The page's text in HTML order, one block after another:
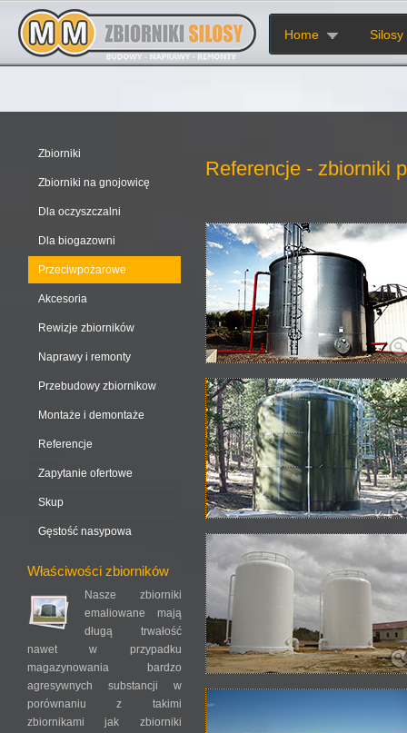
Home Silosy
Zbiorniki
Zbiorniki na gnojowicę
Dla oczyszczalni
Dla biogazowni
Przeciwpożarowe
Akcesoria
Rewizje zbiorników
Naprawy i remonty
Przebudowy zbiornikow
Montaże i demontaże
Referencje
Zapytanie ofertowe
Skup
Gęstość nasypowa
Właściwości zbiorników
Nasze zbiorniki
emaliowane mają
długą trwałość
nawet w przypadku
magazynowania bardzo
agresywnych substancji w
porównaniu z takimi
zbiornikami jak zbiorniki
Referencje - zbiorniki